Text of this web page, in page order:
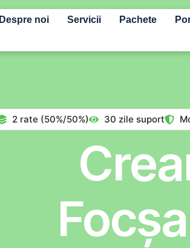
Despre noi Servicii Pachete
2 rate (50%/50%) 30 zile suport